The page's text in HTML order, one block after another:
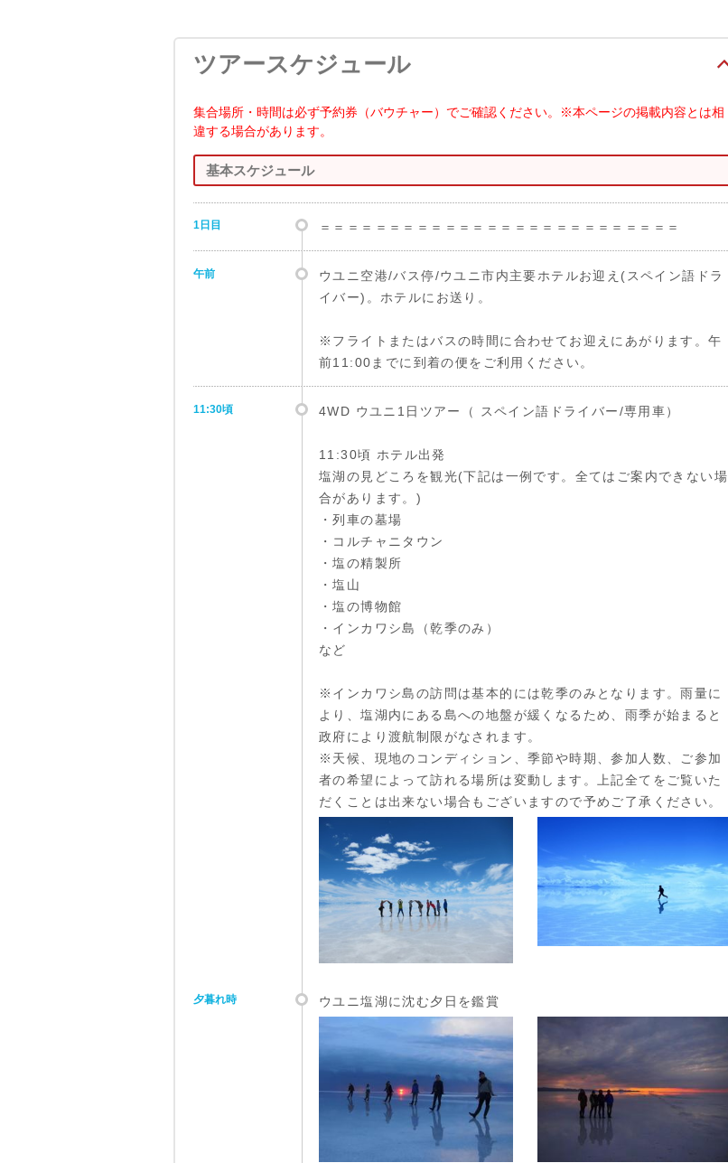
ツアースケジュール
集合場所・時間は必ず予約券（バウチャー）でご確認ください。※本ページの掲載内容とは相
違する場合があります。
基本スケジュール
1日目 ＝＝＝＝＝＝＝＝＝＝＝＝＝＝＝＝＝＝＝＝＝＝＝＝＝＝
午前
ウユニ空港/バス停/ウユニ市内主要ホテルお迎え(スペイン語ドラ
イバー)。ホテルにお送り。
※フライトまたはバスの時間に合わせてお迎えにあがります。午
前11:00までに到着の便をご利用ください。
11:30頃 4WD ウユニ1日ツアー（ スペイン語ドライバー/専用車）
11:30頃 ホテル出発
塩湖の見どころを観光(下記は一例です。全てはご案内できない場
合があります。)
・列車の墓場
・コルチャニタウン
・塩の精製所
・塩山
・塩の博物館
・インカワシ島（乾季のみ）
など
※インカワシ島の訪問は基本的には乾季のみとなります。雨量に
より、塩湖内にある島への地盤が緩くなるため、雨季が始まると
政府により渡航制限がなされます。
※天候、現地のコンディション、季節や時期、参加人数、ご参加
者の希望によって訪れる場所は変動します。上記全てをご覧いた
だくことは出来ない場合もございますので予めご了承ください。
夕暮れ時 ウユニ塩湖に沈む夕日を鑑賞